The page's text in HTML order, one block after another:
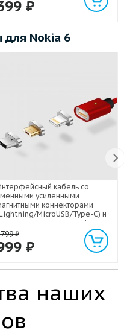
₽
Nokia 6
кабель со
усиленными
коннекторами
MicroUSB/Type-C) и
световым индикатором 1м
₽
₽
наших